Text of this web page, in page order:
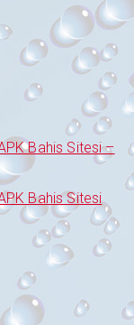
Bahis Sitesi –
Bahis Sitesi